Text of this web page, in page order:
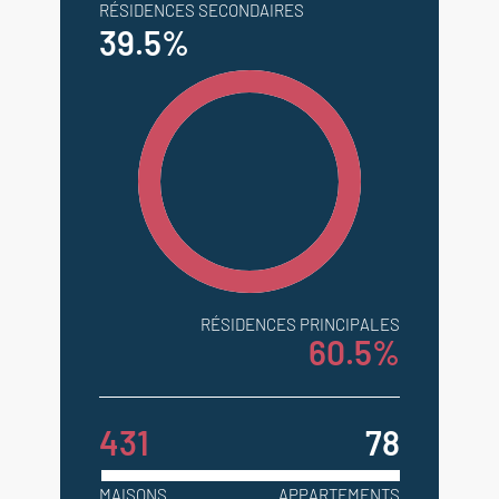
RÉSIDENCES SECONDAIRES
39.5%
RÉSIDENCES PRINCIPALES
60.5%
431 78
MAISONS APPARTEMENTS